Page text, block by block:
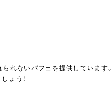
られないパフェを提供しています。
ょう！